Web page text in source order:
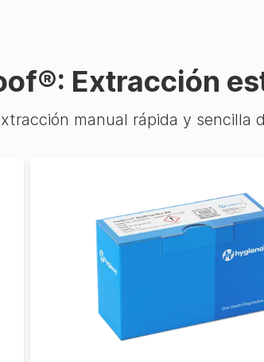
Extracción
manual rápida y sencilla